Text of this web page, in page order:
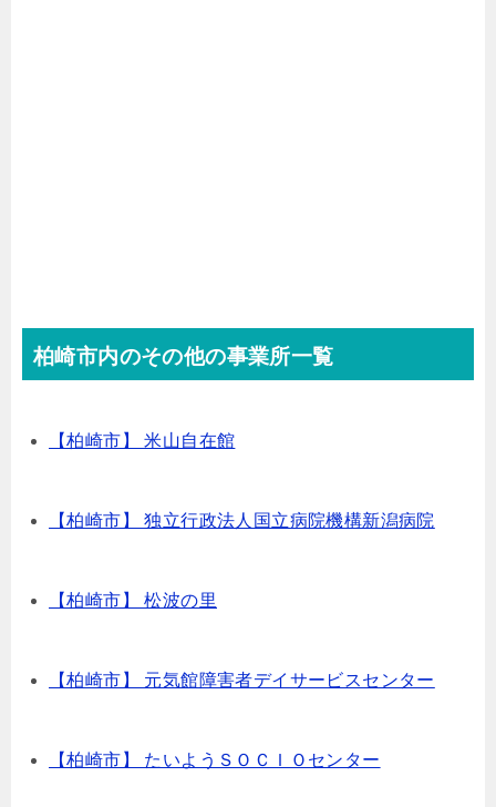
柏崎市内のその他の事業所一覧
【柏崎市】 米山自在館
【柏崎市】 独立行政法人国立病院機構新潟病院
【柏崎市】 松波の里
【柏崎市】 元気館障害者デイサービスセンター
【柏崎市】 たいようＳＯＣＩＯセンター